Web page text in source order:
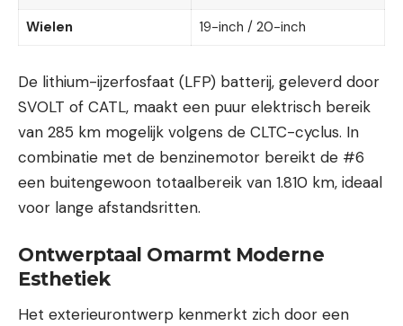
Wielen
19-inch / 20-inch
De lithium-ijzerfosfaat (LFP) batterij, geleverd door
SVOLT of CATL, maakt een puur elektrisch bereik
van 285 km mogelijk volgens de CLTC-cyclus. In
combinatie met de benzinemotor bereikt de #6
een buitengewoon totaalbereik van 1.810 km, ideaal
voor lange afstandsritten.
Ontwerptaal Omarmt Moderne
Esthetiek
Het exterieurontwerp kenmerkt zich door een